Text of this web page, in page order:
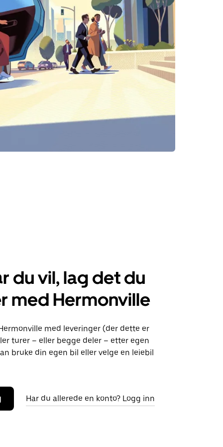
du vil, lag det du
med Hermonville
med leveringer (der dette er
turer – eller begge deler – etter egen
bruke din egen bil eller velge en leiebil
Har du allerede en konto? Logg inn